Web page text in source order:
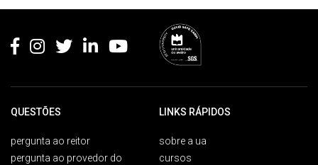
QUESTÕES
pergunta ao reitor
pergunta ao provedor do
LINKS RÁPIDOS
sobre a ua
cursos